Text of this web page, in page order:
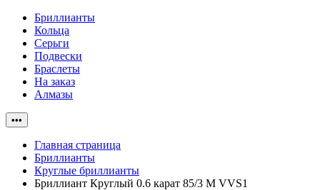
Бриллианты
Кольца
Серьги
Подвески
Браслеты
На заказ
Алмазы
•••
Главная страница
Бриллианты
Круглые бриллианты
Бриллиант Круглый 0.6 карат 85/3 M VVS1